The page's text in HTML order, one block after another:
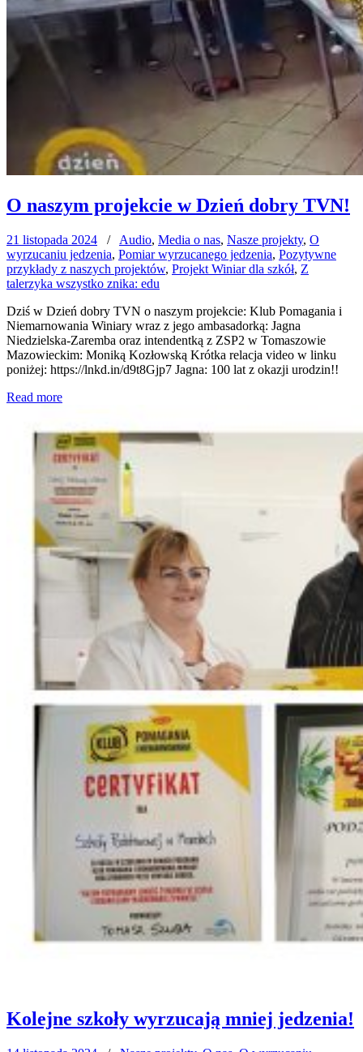
O naszym projekcie w Dzień dobry TVN!
21 listopada 2024 / Audio, Media o nas, Nasze projekty, O
wyrzucaniu jedzenia, Pomiar wyrzucanego jedzenia, Pozytywne
przykłady z naszych projektów, Projekt Winiar dla szkół, Z
talerzyka wszystko znika: edu
Dziś w Dzień dobry TVN o naszym projekcie: Klub Pomagania i
Niemarnowania Winiary wraz z jego ambasadorką: Jagna
Niedzielska-Zaremba oraz intendentką z ZSP2 w Tomaszowie
Mazowieckim: Moniką Kozłowską Krótka relacja video w linku
poniżej: https://lnkd.in/d9t8Gjp7 Jagna: 100 lat z okazji urodzin!!
Read more
Kolejne szkoły wyrzucają mniej jedzenia!